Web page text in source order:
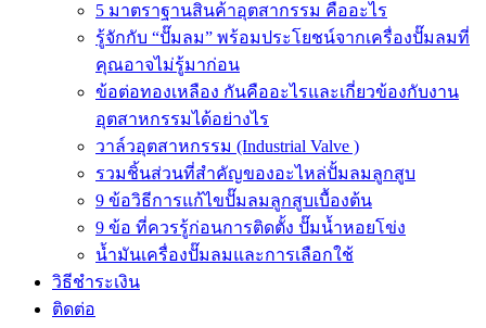
5 มาตราฐานสินค้าอุตสากรรม คืออะไร
รู้จักกับ “ปั๊มลม” พร้อมประโยชน์จากเครื่องปั๊มลมที่
คุณอาจไม่รู้มาก่อน
ข้อต่อทองเหลือง กันคืออะไรและเกี่ยวข้องกับงาน
อุตสาหกรรมได้อย่างไร
วาล์วอุตสาหกรรม (Industrial Valve )
รวมชิ้นส่วนที่สำคัญของอะไหล่ปั้มลมลูกสูบ
9 ข้อวิธีการแก้ไขปั๊มลมลูกสูบเบื้องต้น
9 ข้อ ที่ควรรู้ก่อนการติดตั้ง ปั๊มน้ำหอยโข่ง
น้ำมันเครื่องปั๊มลมและการเลือกใช้
วิธีชำระเงิน
ติดต่อ